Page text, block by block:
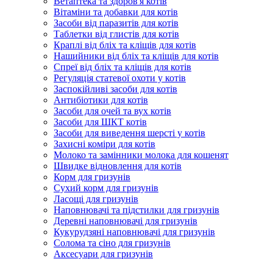
Вітаміни та добавки для котів
Засоби від паразитів для котів
Таблетки від глистів для котів
Краплі від бліх та кліщів для котів
Нашийники від бліх та кліщів для котів
Спреї від бліх та кліщів для котів
Регуляція статевої охоти у котів
Заспокійливі засоби для котів
Антибіотики для котів
Засоби для очей та вух котів
Засоби для ШКТ котів
Засоби для виведення шерсті у котів
Захисні коміри для котів
Молоко та замінники молока для кошенят
Швидке відновлення для котів
Корм для гризунів
Сухий корм для гризунів
Ласощі для гризунів
Наповнювачі та підстилки для гризунів
Деревні наповнювачі для гризунів
Кукурудзяні наповнювачі для гризунів
Солома та сіно для гризунів
Аксесуари для гризунів